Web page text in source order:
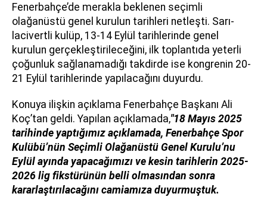
Fenerbahçe’de merakla beklenen seçimli
olağanüstü genel kurulun tarihleri netleşti. Sarı-
lacivertli kulüp, 13-14 Eylül tarihlerinde genel
kurulun gerçekleştirileceğini, ilk toplantıda yeterli
çoğunluk sağlanamadığı takdirde ise kongrenin 20-
21 Eylül tarihlerinde yapılacağını duyurdu.
Konuya ilişkin açıklama Fenerbahçe Başkanı Ali
Koç’tan geldi. Yapılan açıklamada,"18 Mayıs 2025
tarihinde yaptığımız açıklamada, Fenerbahçe Spor
Kulübü’nün Seçimli Olağanüstü Genel Kurulu’nu
Eylül ayında yapacağımızı ve kesin tarihlerin 2025-
2026 lig fikstürünün belli olmasından sonra
kararlaştırılacağını camiamıza duyurmuştuk.